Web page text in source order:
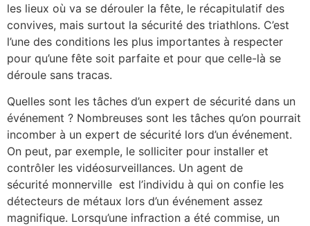
les lieux où va se dérouler la fête, le récapitulatif des
convives, mais surtout la sécurité des triathlons. C’est
l’une des conditions les plus importantes à respecter
pour qu’une fête soit parfaite et pour que celle-là se
déroule sans tracas.
Quelles sont les tâches d’un expert de sécurité dans un
événement ? Nombreuses sont les tâches qu’on pourrait
incomber à un expert de sécurité lors d’un événement.
On peut, par exemple, le solliciter pour installer et
contrôler les vidéosurveillances. Un agent de
sécurité monnerville est l’individu à qui on confie les
détecteurs de métaux lors d’un événement assez
magnifique. Lorsqu’une infraction a été commise, un